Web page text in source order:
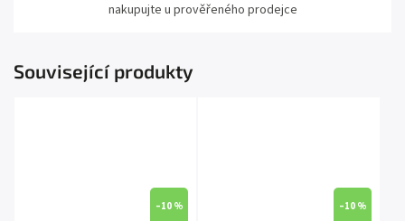
nakupujte u prověřeného prodejce
Související produkty
–10 % –10 %